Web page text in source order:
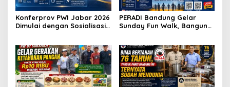
Konferprov PWI Jabar 2026
Dimulai dengan Sosialisasi
Profesionalisme
PERADI Bandung Gelar
Sunday Fun Walk, Bangun